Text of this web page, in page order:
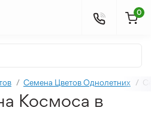
0
Семена Цветов Однолетних
Космоса в